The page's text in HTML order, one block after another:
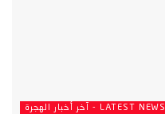
LATEST NEWS - آخر أخبار الهجرة